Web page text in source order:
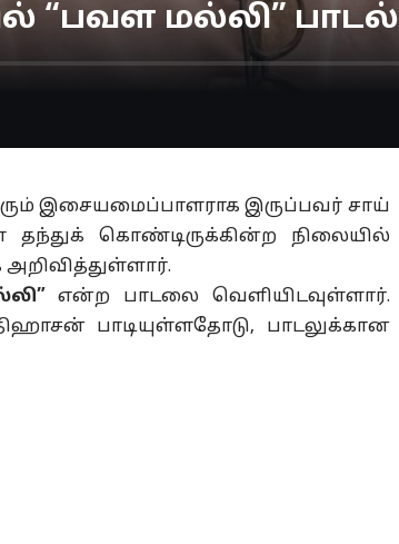
“பவள மல்லி” பாடல்
இசையமைப்பாளராக இருப்பவர் சாய்
கொண்டிருக்கின்ற நிலையில்
என்ற பாடலை வெளியிடவுள்ளார்.
பாடியுள்ளதோடு, பாடலுக்கான